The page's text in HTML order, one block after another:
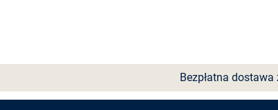
Bezpłatna dostawa